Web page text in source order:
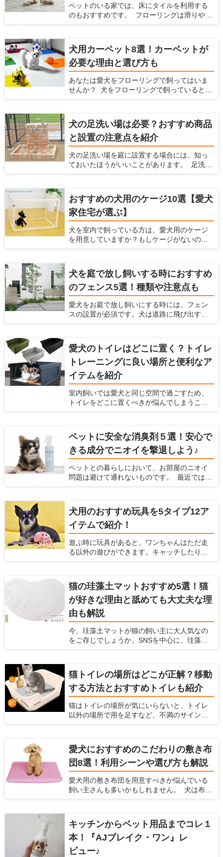
ペットのいる家では、床にタイルを利用する
のもおすすめです。 フローリングは滑りやす
いったデメリットを防げます。 ここでは、
ペットを飼っている家にとってタイルにどの
ようなメリットやデメリットがあるか、どん
なタイルを選べばいいかを解説するととも
に、おすすめのタイルを紹介します。 ペット
を飼っていて、床をタイルにするか検討して
犬用カーペット8選！カーペットが
必要な理由と選び方も
あなたは愛犬をフローリングで飼ってはいま
せんか？ 犬をフローリングで飼っていると、
の足音、フローリングに染みつく臭いなどで
す。こういった悩みを解消するには、カー
ペットを敷くことをおすすめします。 ここで
は犬を飼う場合の家でのカーペットの魅力を
紹介するとともに、愛犬と暮らしやすい家を
提案している愛犬家住宅だからこその視点
る人はぜひ参考にしてくださいね！
犬の足洗い場は必要？おすすめ商品
と設置の注意点を紹介
犬の足洗い場を庭に設置する場合には、知っ
ておいたほうがいいことがあります。 足洗い
て便利です。しかし、足洗い場はただ設置す
るだけだと後々不都合が起こったり、それが
原因で使わなくなったりします。 ここでは、
犬と暮らすための住宅の情報を提供している
愛犬家住宅ならではの視点で、足洗い場に必
要な設備や注意点、おすすめの足洗い場など
おすすめの犬用のケージ10選【愛犬
家住宅が選ぶ】
犬を室内で飼っている方は、愛犬用のケージ
を用意していますか？もしケージがないので
えていたら、犬にとってはとてもマイナスに
なっているかもしれませんよ。 ここでは、犬
にとってケージが大事な理由とケージの種類
や選び方、おすすめの犬用ケージを紹介しよ
うと思います。これまでにたくさんの愛犬家
を見てきた「愛犬家住宅」の視点で、犬用の
犬を庭で放し飼いする時におすすめ
のフェンス5選！種類や注意点も
愛犬をお庭で放し飼いにする時には、フェン
スの設置が必須です。犬は道路に飛び出すこ
したフェンスを設置することで、犬が車にひ
かれることを防げますし、通行人への迷惑も
防げます。 ただ、庭で放し飼いをする時には
どんなフェンスを選べばいいか、どんなポイ
ントに注意すればいいかなどわからないと思
います。ここでは、犬を庭で放し飼いすると
きにおすすめのフェンスを紹介するととも
に、放し飼いするときに気をつけるべきこと
愛犬のトイレはどこに置く？トイレ
トレーニングに良い場所と便利なア
イテムを紹介
室内飼いでは愛犬と同じ空間で過ごすため、
トイレをどこに置くべきか悩んでしまうこと
犬も飼い主もストレスを感じにくい場所はあ
るのでしょうか。 自宅の間取りや掃除のしや
すさを考慮しつつ、トイレ関連のアイテムや
トイレの置き方を工夫すれば、ベストな場所
が見つかるはずです。この記事では、愛犬が
好むトイレの条件とおすすめの場所、トイレ
ペットに安全な消臭剤５選！安心で
きる成分でニオイを撃退しよう♪
ペットとの暮らしにおいて、お部屋のニオイ
問題は避けて通れないものです。 最近ではさ
全かどうか」で選びたいですよね。 今回は
「ペットがいるご家庭でも安心して使える消
臭剤」を5つご紹介します。
犬用のおすすめ玩具を5タイプ12ア
イテムで紹介！
遊ぶ時に玩具があると、ワンちゃんはただ走
る以外の遊びができます。キャッチしたり、
も、玩具は愛犬、飼い主のどちらにとっても
様々なメリットがあります。 ここでは、犬と
の生活の情報を紹介している「愛犬家住宅」
が、犬と楽しむための玩具の種類やメリッ
ト、おすすめ商品を紹介しようと思います。
犬用の玩具にどんなものがあるか知りたい方
や、愛犬にどんな玩具を買ってあげるか迷っ
ている方は、ぜひ参考にしてください！
猫の珪藻土マットおすすめ5選！猫
が好きな理由と舐めても大丈夫な理
由も解説
今、珪藻土マットが猫の飼い主に大人気なの
をご存じでしょうか。SNSを中心に、珪藻土
上がっています。 珪藻土マットは猫にとって
快適に過ごせる場所で、一日中珪藻土マット
の上で過ごす猫もいるようです。 珪藻土マッ
トとは、吸水性や速乾性に優れた人気アイテ
ム。脱衣所のマットを猫が占拠してしまうと
飼い主が使えないため、猫用にも珪藻土マッ
するとともに、舐めても大丈夫な理由とおす
すめアイテムを紹介します。
猫トイレの場所はどこが正解？移動
する方法とおすすめトイレも紹介
猫はトイレの場所が気にいらないと、トイレ
以外の場所で用を足すなど、不満のサインを
もなってしまいます。 愛猫にとって最適では
ない場所にトイレを設置しているなら、早め
に置き場所を見直した方が良いかもしれませ
ん。 この記事では、トイレに不満がある愛猫
のサインや、適切なトイレの場所、便利な猫
トイレアイテムを紹介します。
愛犬におすすめのこだわりの敷き布
団8選！利用シーンや選び方も解説
愛犬用の敷き布団を用意すべきか悩んでいる
飼い主さんも多いかもしれません。 犬は布団
緒に寝たがる子もいます。 この記事では、犬
が布団を好む理由を説明するとともに、おす
すめの敷布団8つとその選び方について解説し
ます。
キッチンからペット用品までコレ１
本！『AJブレイク・ワン』レ
ビュー♪